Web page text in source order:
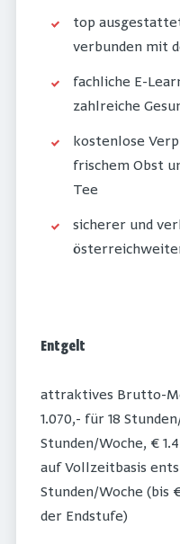
top
verbunden mit
fachliche E-
zahlreiche
kostenlose
frischem Obst
Tee
sicherer und
Entgelt
attraktives Brutto-
1.070,- für 18
Stunden/Woche, €
auf Vollzeitbasis
Stunden/Woche (bis
der Endstufe)